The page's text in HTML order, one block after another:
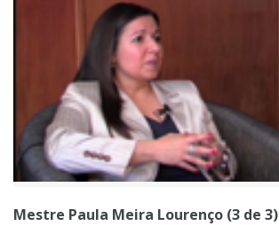
Mestre Paula Meira Lourenço (3 de 3)